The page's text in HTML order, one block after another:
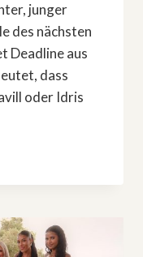
junger
des nächsten
Deadline aus
dass
oder Idris